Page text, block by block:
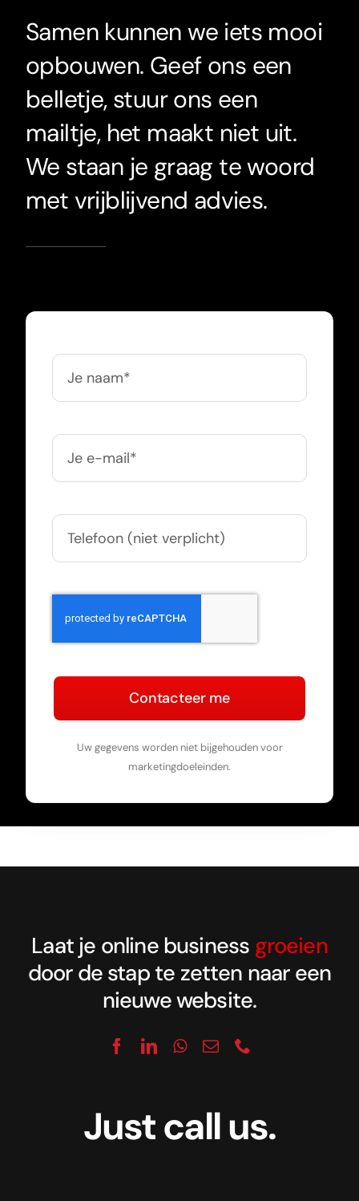
Samen kunnen we iets mooi
opbouwen. Geef ons een
belletje, stuur ons een
mailtje, het maakt niet uit.
We staan je graag te woord
met vrijblijvend advies.
Contacteer me
Uw gegevens worden niet bijgehouden voor
marketingdoeleinden.
Laat je online business groeien
door de stap te zetten naar een
nieuwe website.
Just call us.